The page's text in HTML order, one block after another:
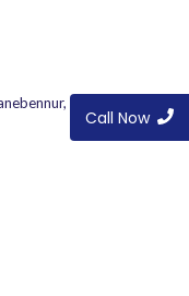
Haveri,
Call Now